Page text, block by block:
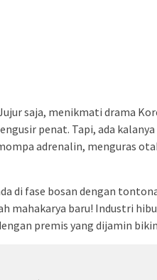
saja, menikmati drama
penat. Tapi, ada
adrenalin, menguras
di fase bosan dengan
mahakarya baru! Industri
premis yang dijamin